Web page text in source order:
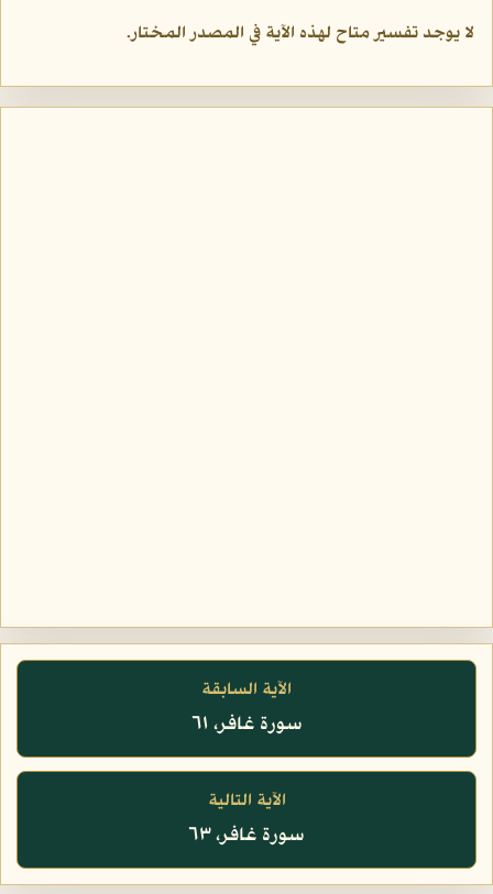
لا يوجد تفسير متاح لهذه الآية في المصدر المختار.
الآية السابقة
سورة غافر، ٦١
الآية التالية
سورة غافر، ٦٣